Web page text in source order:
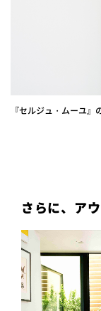
『セルジュ・ムーユ』
さらに、ア